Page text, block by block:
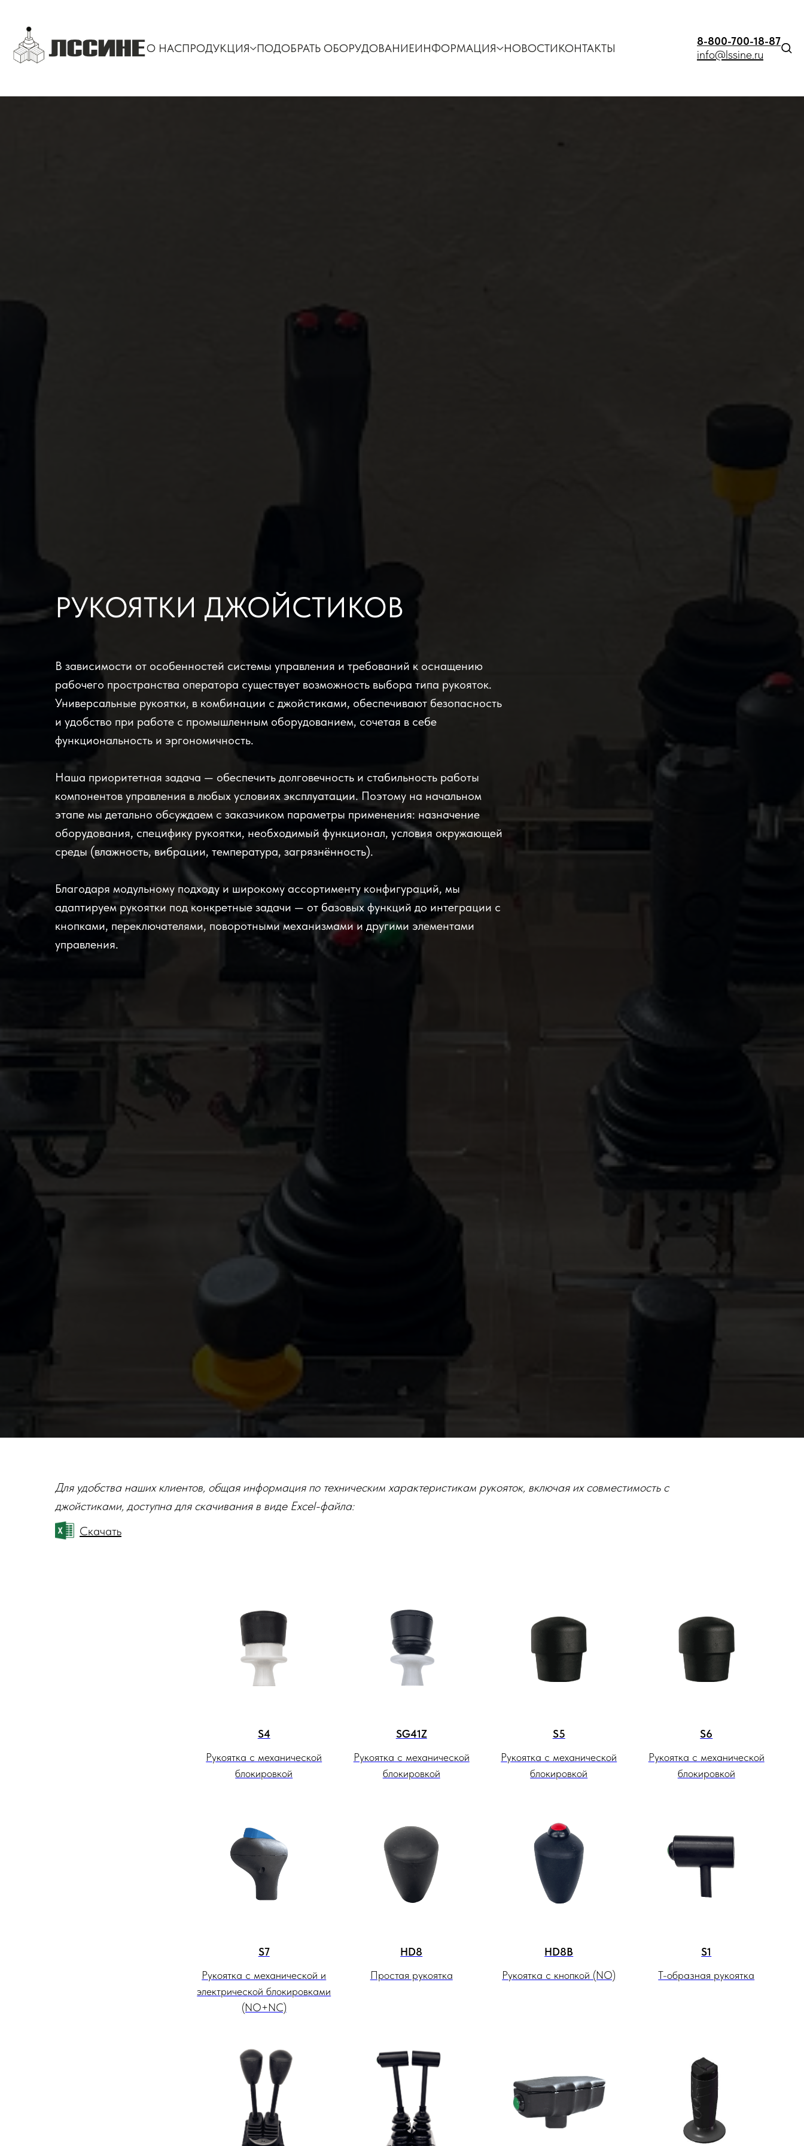
О НАСПРОДУКЦИЯ ПОДОБРАТЬ ОБОРУДОВАНИЕИНФОРМАЦИЯ НОВОСТИКОНТАКТЫ
8-800-700-18-87
info@lssine.ru
РУКОЯТКИ ДЖОЙСТИКОВ
В зависимости от особенностей системы управления и требований к оснащению
рабочего пространства оператора существует возможность выбора типа рукояток.
Универсальные рукоятки, в комбинации с джойстиками, обеспечивают безопасность
и удобство при работе с промышленным оборудованием, сочетая в себе
функциональность и эргономичность.
Наша приоритетная задача — обеспечить долговечность и стабильность работы
компонентов управления в любых условиях эксплуатации. Поэтому на начальном
этапе мы детально обсуждаем с заказчиком параметры применения: назначение
оборудования, специфику рукоятки, необходимый функционал, условия окружающей
среды (влажность, вибрации, температура, загрязнённость).
Благодаря модульному подходу и широкому ассортименту конфигураций, мы
адаптируем рукоятки под конкретные задачи — от базовых функций до интеграции с
кнопками, переключателями, поворотными механизмами и другими элементами
управления.
Для удобства наших клиентов, общая информация по техническим характеристикам рукояток, включая их совместимость с
джойстиками, доступна для скачивания в виде Excel-файла:
Скачать
S4
Рукоятка с механической
блокировкой
SG41Z
Рукоятка с механической
блокировкой
S5
Рукоятка с механической
блокировкой
S6
Рукоятка с механической
блокировкой
S7
Рукоятка с механической и
электрической блокировками
(NO+NC)
HD8
Простая рукоятка
HD8B
Рукоятка с кнопкой (NO)
S1
Т-образная рукоятка